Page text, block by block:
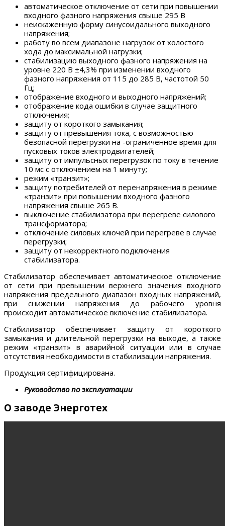
автоматическое отключение от сети при повышении
входного фазного напряжения свыше 295 В
неискаженную форму синусоидального выходного
напряжения;
работу во всем диапазоне нагрузок от холостого
хода до максимальной нагрузки;
стабилизацию выходного фазного напряжения на
уровне 220 В ±4,3% при изменении входного
фазного напряжения от 115 до 285 В, частотой 50
Гц;
отображение входного и выходного напряжений;
отображение кода ошибки в случае защитного
отключения;
защиту от короткого замыкания;
защиту от превышения тока, с возможностью
безопасной перегрузки на -ограниченное время для
пусковых токов электродвигателей;
защиту от импульсных перегрузок по току в течение
10 мс с отключением на 1 минуту;
режим «транзит»;
защиту потребителей от перенапряжения в режиме
«транзит» при повышении входного фазного
напряжения свыше 265 В.
выключение стабилизатора при перегреве силового
трансформатора;
отключение силовых ключей при перегреве в случае
перегрузки;
защиту от некорректного подключения
стабилизатора.
Стабилизатор обеспечивает автоматическое отключение
от сети при превышении верхнего значения входного
напряжения предельного диапазон входных напряжений,
при снижении напряжения до рабочего уровня
происходит автоматическое включение стабилизатора.
Стабилизатор обеспечивает защиту от короткого
замыкания и длительной перегрузки на выходе, а также
режим «транзит» в аварийной ситуации или в случае
отсутствия необходимости в стабилизации напряжения.
Продукция сертифицирована.
Руководство по эксплуатации
О заводе Энерготех